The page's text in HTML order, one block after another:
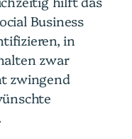
Business
in
zwar
zwingend